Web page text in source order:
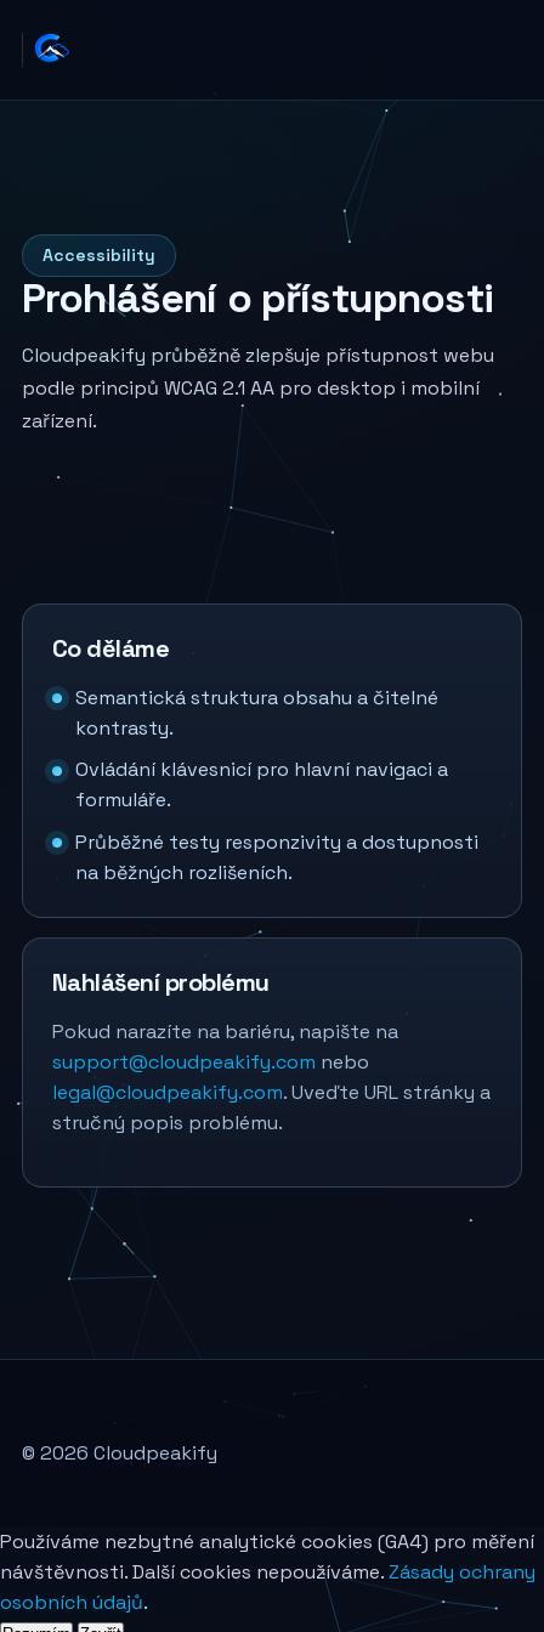
Accessibility
Prohlášení o přístupnosti
Cloudpeakify průběžně zlepšuje přístupnost webu
podle principů WCAG 2.1 AA pro desktop i mobilní
zařízení.
Co děláme
Semantická struktura obsahu a čitelné
kontrasty.
Ovládání klávesnicí pro hlavní navigaci a
formuláře.
Průběžné testy responzivity a dostupnosti
na běžných rozlišeních.
Nahlášení problému
Pokud narazíte na bariéru, napište na
support@cloudpeakify.com nebo
legal@cloudpeakify.com. Uveďte URL stránky a
stručný popis problému.
© 2026 Cloudpeakify
Používáme nezbytné analytické cookies (GA4) pro měření
návštěvnosti. Další cookies nepoužíváme.Zásady ochrany
osobních údajů.